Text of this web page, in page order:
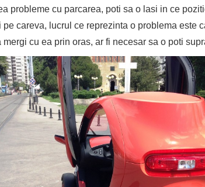
probleme cu parcarea, poti sa o lasi in ce
careva, lucrul ce reprezinta o problema este
mergi cu ea prin oras, ar fi necesar sa o poti